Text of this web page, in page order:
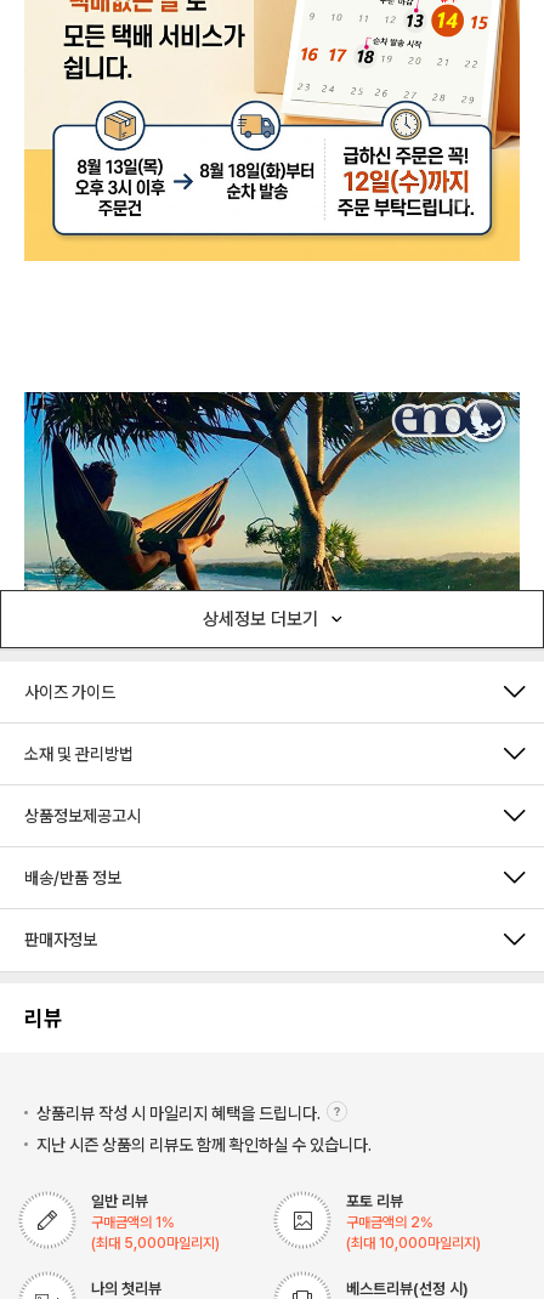
상세정보 더보기
사이즈 가이드
소재 및 관리방법
상품정보제공고시
배송/반품 정보
판매자정보
리뷰
상품리뷰 작성 시 마일리지 혜택을 드립니다.
지난 시즌 상품의 리뷰도 함께 확인하실 수 있습니다.
일반 리뷰
구매금액의 1%
(최대 5,000마일리지)
포토 리뷰
구매금액의 2%
(최대 10,000마일리지)
나의 첫리뷰 베스트리뷰(선정 시)